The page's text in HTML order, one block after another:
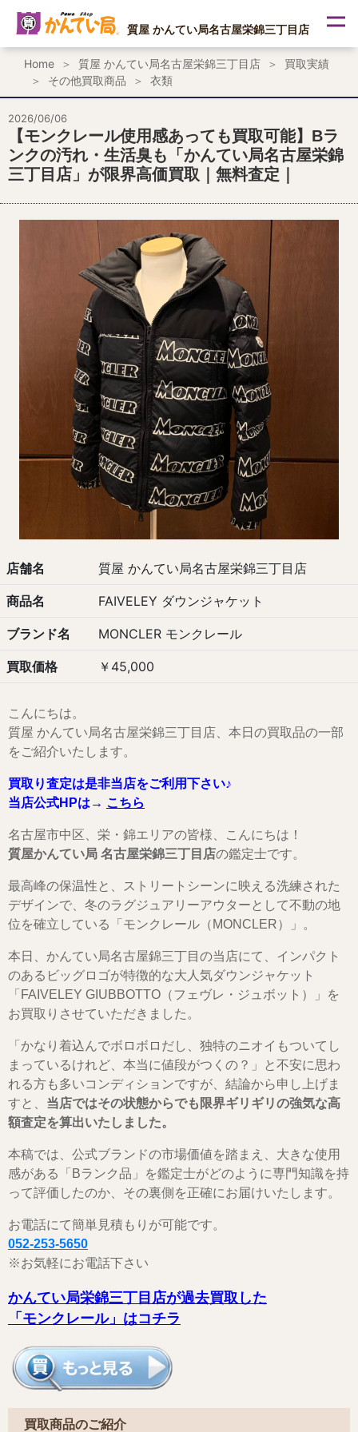
ス
プ
質屋 かんてい局名古屋栄錦三丁目店
Home 質屋 かんてい局名古屋栄錦三丁目店
買取実績
その他買取商品
衣類
2026/06/06
【モンクレール使用感あっても買取可能】Bラ
ンクの汚れ・生活臭も「かんてい局名古屋栄錦
三丁目店」が限界高価買取｜無料査定｜
店舗名 質屋 かんてい局名古屋栄錦三丁目店
商品名 FAIVELEY ダウンジャケット
ブランド名 MONCLER モンクレール
買取価格 ￥45,000
こんにちは。
質屋 かんてい局名古屋栄錦三丁目店、本日の買取品の一部
をご紹介いたします。
買取り査定は是非当店をご利用下さい♪
当店公式HPは→ こちら
名古屋市中区、栄・錦エリアの皆様、こんにちは！
質屋かんてい局 名古屋栄錦三丁目店の鑑定士です。
最高峰の保温性と、ストリートシーンに映える洗練された
デザインで、冬のラグジュアリーアウターとして不動の地
位を確立している「モンクレール（MONCLER）」。
本日、かんてい局名古屋錦三丁目の当店にて、インパクト
のあるビッグロゴが特徴的な大人気ダウンジャケット
「FAIVELEY GIUBBOTTO（フェヴレ・ジュボット）」を
お買取りさせていただきました。
「かなり着込んでボロボロだし、独特のニオイもついてし
まっているけれど、本当に値段がつくの？」と不安に思わ
れる方も多いコンディションですが、結論から申し上げま
すと、 当店ではその状態からでも限界ギリギリの強気な高
額査定を算出いたしました。
本稿では、公式ブランドの市場価値を踏まえ、大きな使用
感がある「Bランク品」を鑑定士がどのように専門知識を持
って評価したのか、その裏側を正確にお届けいたします。
お電話にて簡単見積もりが可能です。
052-253-5650
※お気軽にお電話下さい
かんてい局栄錦三丁目店が過去買取した
「モンクレール」はコチラ
買取商品のご紹介